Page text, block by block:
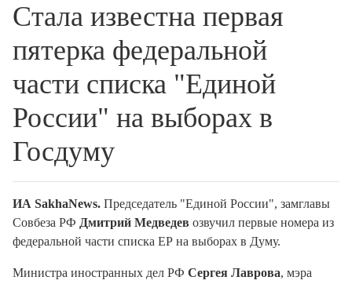
Стала известна первая
пятерка федеральной
части списка "Единой
России" на выборах в
Госдуму
ИА SakhaNews. Председатель "Единой России", замглавы
Совбеза РФ Дмитрий Медведев озвучил первые номера из
федеральной части списка ЕР на выборах в Думу.
Министра иностранных дел РФ Сергея Лаврова, мэра